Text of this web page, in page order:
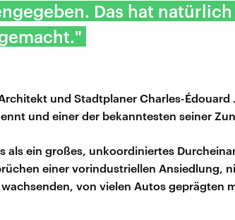
Das hat
und Stadtplaner Charles-Édouard
und einer der bekanntesten seiner
als ein großes, unkoordiniertes
einer vorindustriellen Ansiedlung,
von vielen Autos geprägten